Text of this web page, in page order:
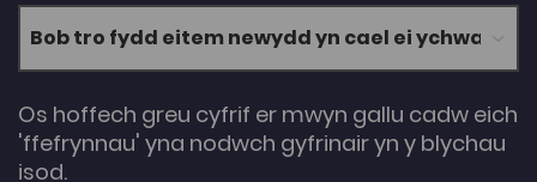
Os hoffech greu cyfrif er mwyn gallu cadw eich
'ffefrynnau' yna nodwch gyfrinair yn y blychau
isod.